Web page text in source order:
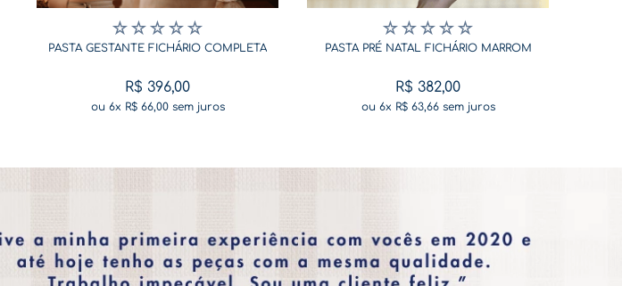
☆☆☆☆☆
PASTA GESTANTE FICHÁRIO COMPLETA
R$ 396,00
ou 6x R$ 66,00sem juros
☆☆☆☆☆
PASTA PRÉ NATAL FICHÁRIO MARROM
R$ 382,00
ou 6x R$ 63,66sem juros